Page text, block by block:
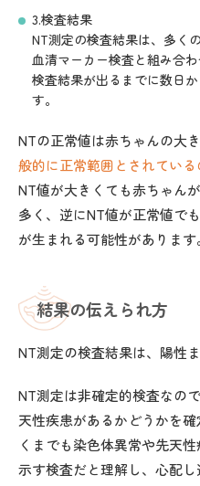
3.検査結果
NT測定の検査結果は、多く
血清マーカー検査と組み合
検査結果が出るまでに数日
す。
NTの正常値は赤ちゃんの大
般的に正常範囲とされている
NT値が大きくても赤ちゃん
多く、逆にNT値が正常値で
が生まれる可能性があります。
結果の伝えられ方
NT測定の検査結果は、陽性
NT測定は非確定的検査なの
天性疾患があるかどうかを
くまでも染色体異常や先天
示す検査だと理解し、心配し